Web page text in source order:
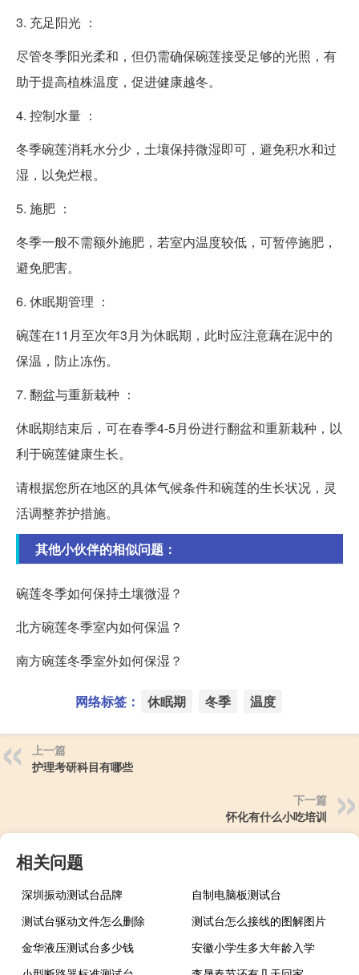
3. 充足阳光 ：
尽管冬季阳光柔和，但仍需确保碗莲接受足够的光照，有
助于提高植株温度，促进健康越冬。
4. 控制水量 ：
冬季碗莲消耗水分少，土壤保持微湿即可，避免积水和过
湿，以免烂根。
5. 施肥 ：
冬季一般不需额外施肥，若室内温度较低，可暂停施肥，
避免肥害。
6. 休眠期管理 ：
碗莲在11月至次年3月为休眠期，此时应注意藕在泥中的
保温，防止冻伤。
7. 翻盆与重新栽种 ：
休眠期结束后，可在春季4-5月份进行翻盆和重新栽种，以
利于碗莲健康生长。
请根据您所在地区的具体气候条件和碗莲的生长状况，灵
活调整养护措施。
其他小伙伴的相似问题：
碗莲冬季如何保持土壤微湿？
北方碗莲冬季室内如何保温？
南方碗莲冬季室外如何保湿？
网络标签： 休眠期 冬季 温度
上一篇
护理考研科目有哪些
下一篇
怀化有什么小吃培训
相关问题
深圳振动测试台品牌
自制电脑板测试台
测试台驱动文件怎么删除
测试台怎么接线的图解图片
金华液压测试台多少钱
安徽小学生多大年龄入学